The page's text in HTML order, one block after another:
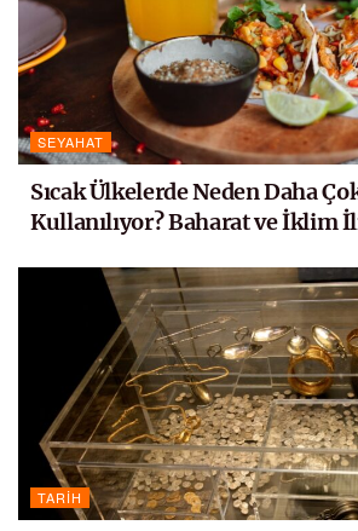
SEYAHAT
Sıcak Ülkelerde Neden Daha
Kullanılıyor? Baharat ve İklim
TARIH